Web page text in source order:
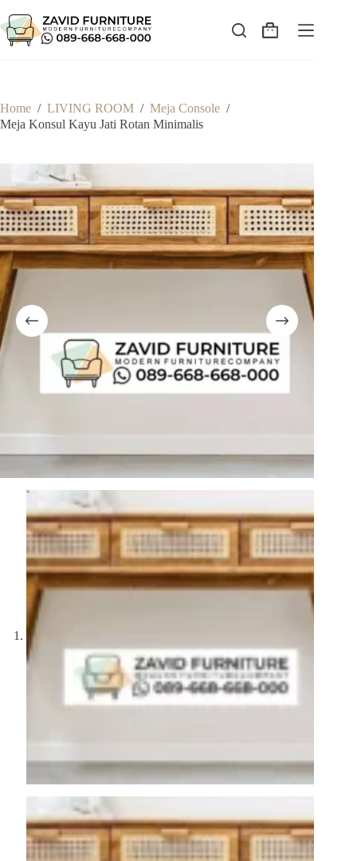
to
content
Shopping
Home / LIVING ROOM / Meja Console /
Meja Konsul Kayu Jati Rotan Minimalis